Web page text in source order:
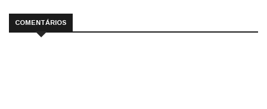
COMENTÁRIOS